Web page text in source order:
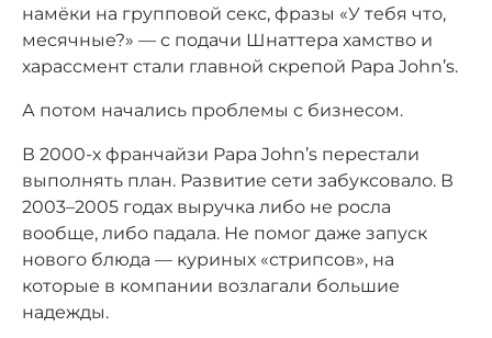
намёки на групповой секс, фразы «У тебя что,
месячные?» — с подачи Шнаттера хамство и
харассмент стали главной скрепой Papa John’s.
А потом начались проблемы с бизнесом.
В 2000-х франчайзи Papa John’s перестали
выполнять план. Развитие сети забуксовало. В
2003–2005 годах выручка либо не росла
вообще, либо падала. Не помог даже запуск
нового блюда — куриных «стрипсов», на
которые в компании возлагали большие
надежды.